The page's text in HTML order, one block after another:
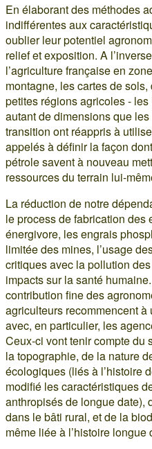
En élaborant des méthodes
indifférentes aux
oublier leur potentiel
relief et exposition. A
l’agriculture française en
montagne, les cartes de
petites régions agricoles -
autant de dimensions que
transition ont réappris à
appelés à définir la façon
pétrole savent à nouveau
ressources du terrain lui-
La réduction de notre
le process de fabrication des
énergivore, les engrais
limitée des mines, l’usage
critiques avec la pollution
impacts sur la santé
contribution fine des
agriculteurs recommencent
avec, en particulier, les
Ceux-ci vont tenir compte du
la topographie, de la nature
écologiques (liés à l’histoire
modifié les caractéristiques
anthropisés de longue date),
dans le bâti rural, et de la
même liée à l’histoire longue